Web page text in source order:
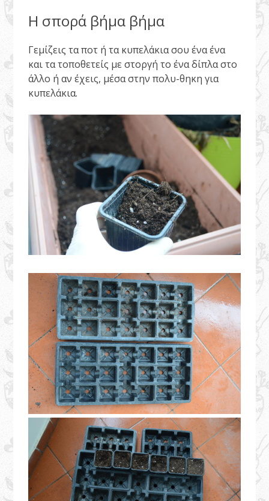
Η σπορά βήμα βήμα
Γεμίζεις τα ποτ ή τα κυπελάκια σου ένα ένα
και τα τοποθετείς με στοργή το ένα δίπλα στο
άλλο ή αν έχεις, μέσα στην πολυ-θηκη για
κυπελάκια.